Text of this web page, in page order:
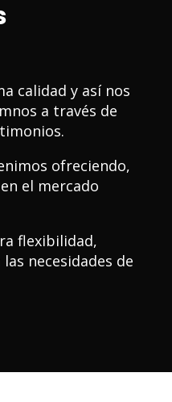
calidad y así nos
a través de
ofreciendo,
el mercado
flexibilidad,
necesidades de